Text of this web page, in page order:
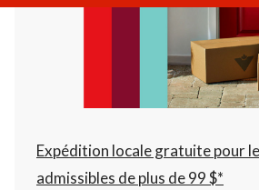
à
22:00
cliquer
pour
changer
Expédition locale gratuite pour
admissibles de plus de 99 $*